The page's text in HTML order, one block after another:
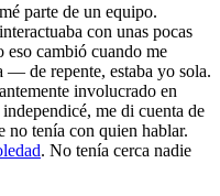
parte de un equipo.
con unas pocas
eso cambió cuando me
— de repente, estaba yo sola.
involucrado en
me di cuenta de
no tenía con quien hablar.
. No tenía cerca nadie